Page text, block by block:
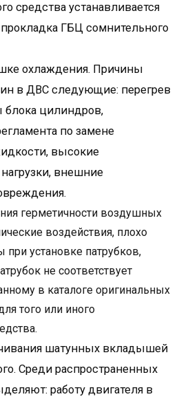
средства устанавливается
ГБЦ сомнительного
охлаждения. Причины
в ДВС следующие: перегрев
блока цилиндров,
по замене
высокие
внешние
герметичности воздушных
воздействия, плохо
при установке патрубков,
не соответствует
в каталоге оригинальных
того или иного
шатунных вкладышей
Среди распространенных
работу двигателя в